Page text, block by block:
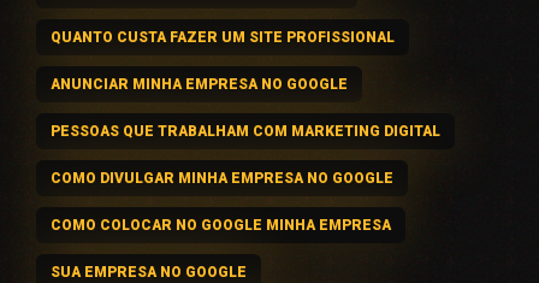
QUANTO CUSTA FAZER UM SITE PROFISSIONAL
ANUNCIAR MINHA EMPRESA NO GOOGLE
PESSOAS QUE TRABALHAM COM MARKETING DIGITAL
COMO DIVULGAR MINHA EMPRESA NO GOOGLE
COMO COLOCAR NO GOOGLE MINHA EMPRESA
SUA EMPRESA NO GOOGLE